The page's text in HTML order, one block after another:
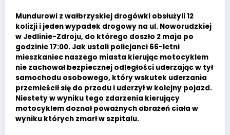
Mundurowi z wałbrzyskiej drogówki obsłużyli 12
kolizji i jeden wypadek drogowy na ul. Noworudzkiej
w Jedlinie-Zdroju, do którego doszło 2 maja po
godzinie 17:00. Jak ustali policjanci 66-letni
mieszkaniec naszego miasta kierując motocyklem
nie zachował bezpiecznej odległości uderzając w tył
samochodu osobowego, który wskutek uderzania
przemieścił się do przodu i uderzył w kolejny pojazd.
Niestety w wyniku tego zdarzenia kierujący
motocyklem doznał poważnych obrażeń ciała w
wyniku których zmarł w szpitalu.